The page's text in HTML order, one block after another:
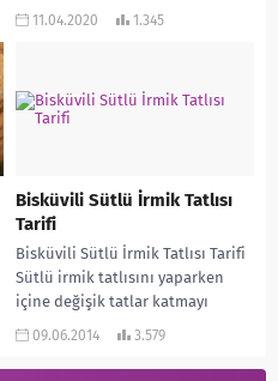
var sırada. Hemen hemen her
11.04.2020 1.345
Bisküvili Sütlü İrmik Tatlısı
Tarifi
Bisküvili Sütlü İrmik Tatlısı Tarifi
Sütlü irmik tatlısını yaparken
içine değişik tatlar katmayı
seviyorum. Bazen sezonun
09.06.2014 3.579